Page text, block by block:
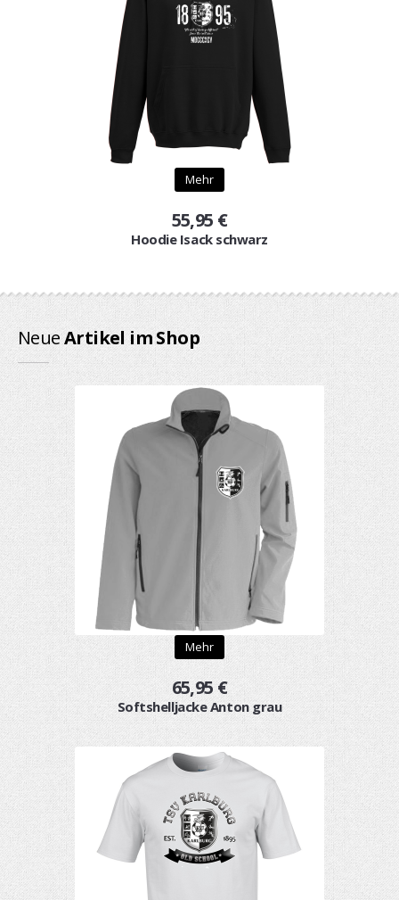
Mehr
55,95 €
Hoodie Isack schwarz
NeueArtikel im Shop
Mehr
65,95 €
Softshelljacke Anton grau